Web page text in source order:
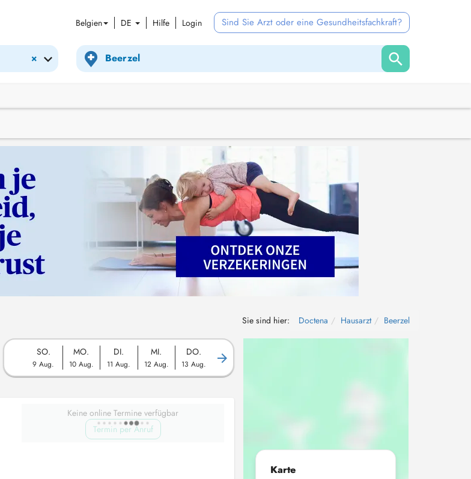
Belgien DE Hilfe Login Sind Sie Arzt oder eine Gesundheitsfachkraft?
×
Sie sind hier: Doctena Hausarzt Beerzel
SO.
9 Aug.
MO.
10 Aug.
DI.
11 Aug.
MI.
12 Aug.
DO.
13 Aug.
Keine online Termine verfügbar
Termin per Anruf
Karte